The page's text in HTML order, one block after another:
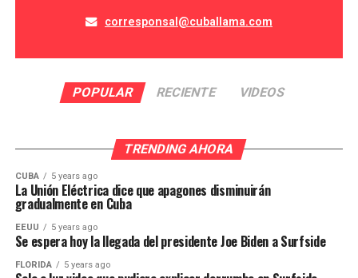
corresponsal@cuballama.com
POPULAR RECIENTE VIDEOS
TRENDING AHORA
CUBA 5 years ago
La Unión Eléctrica dice que apagones disminuirán
gradualmente en Cuba
EEUU 5 years ago
Se espera hoy la llegada del presidente Joe Biden a Surfside
FLORIDA 5 years ago